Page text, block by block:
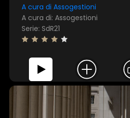
A cura di Assogestioni
A cura di: Assogestioni
Serie: SdR21